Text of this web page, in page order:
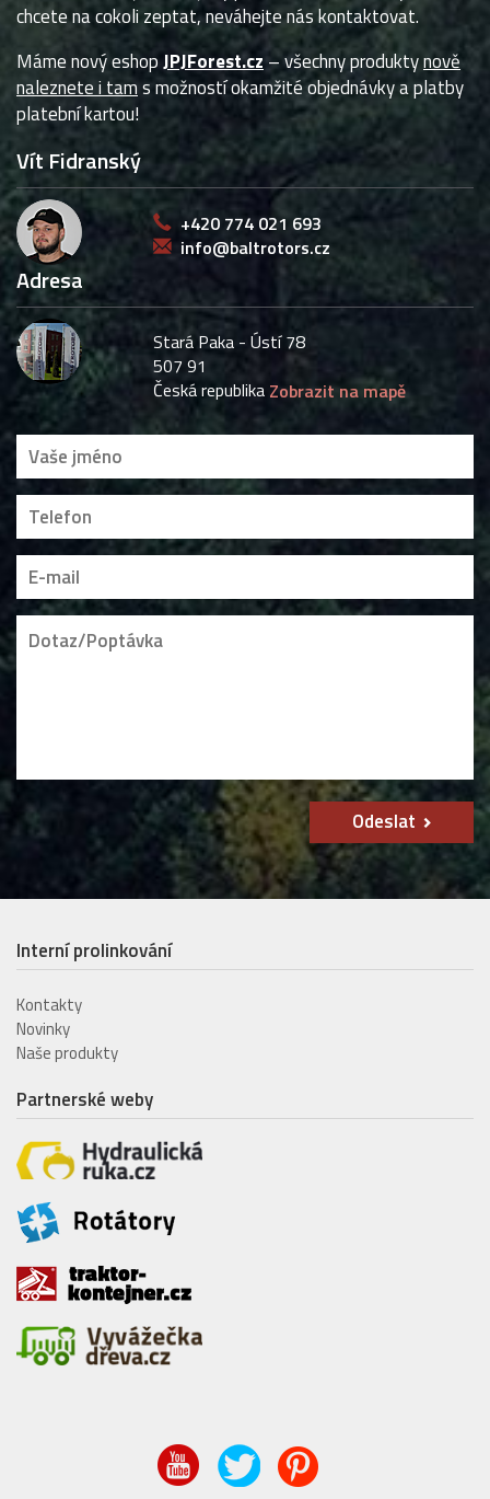
chcete na cokoli zeptat, neváhejte nás kontaktovat.
Máme nový eshopJPJForest.cz – všechny produktynově
naleznete i tams možností okamžité objednávky a platby
platební kartou!
Vít Fidranský
+420 774 021 693
info@baltrotors.cz
Adresa
Stará Paka - Ústí 78
507 91
Česká republika Zobrazit na mapě
Odeslat
Interní prolinkování
Kontakty
Novinky
Naše produkty
Partnerské weby